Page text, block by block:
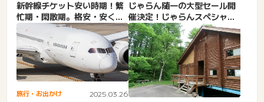
新幹線チケット安い時期！繁
忙期・閑散期。格安・安く買
う方法！裏技で安い！往
復、...
じゃらん随一の大型セール開
催決定！じゃらんスペシャル
ウィークの狙い目は？
旅行・お出かけ 2025.03.26